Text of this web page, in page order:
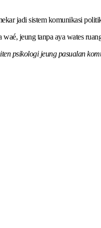
jadi sistem komunikasi
jeung tanpa aya wates
psikologi jeung pasualan